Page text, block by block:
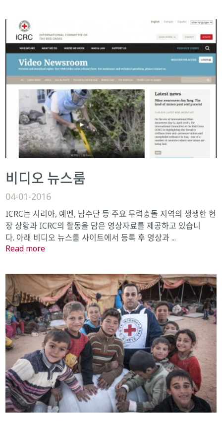
비디오 뉴스룸
04-01-2016
ICRC는 시리아, 예멘, 남수단 등 주요 무력충돌 지역의 생생한 현
장 상황과 ICRC의 활동을 담은 영상자료를 제공하고 있습니
다. 아래 비디오 뉴스룸 사이트에서 등록 후 영상과 ...
Read more